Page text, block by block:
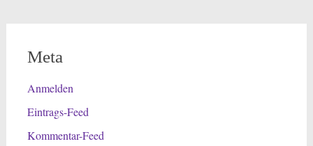
Meta
Anmelden
Eintrags-Feed
Kommentar-Feed